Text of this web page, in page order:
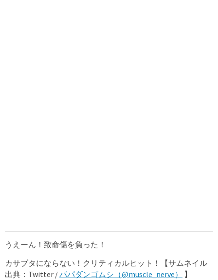
うえーん！致命傷を負った！
カサブタにならない！クリティカルヒット！【サムネイル
出典：Twitter /パパダンゴムシ（@muscle_nerve） 】